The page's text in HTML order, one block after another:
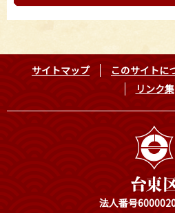
サイトマップ このサイトに
リンク集
法人番号